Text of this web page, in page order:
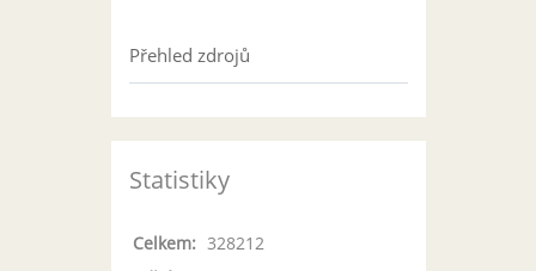
Přehled zdrojů
Statistiky
Celkem: 328212